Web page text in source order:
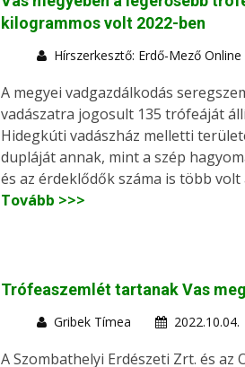
kilogrammos volt 2022-ben
Hírszerkesztő: Erdő-Mező Online
A megyei vadgazdálkodás
vadászatra jogosult 135 trófeáját
Hidegkúti vadászház melletti
dupláját annak, mint a szép
és az érdeklődők száma is több volt
Tovább >>>
Trófeaszemlét tartanak Vas
Gribek Tímea 2022.10.04.
A Szombathelyi Erdészeti Zrt. és az